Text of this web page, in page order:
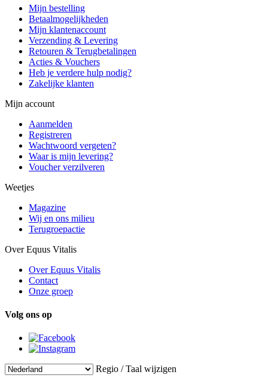
Mijn bestelling
Betaalmogelijkheden
Mijn klantenaccount
Verzending & Levering
Retouren & Terugbetalingen
Acties & Vouchers
Heb je verdere hulp nodig?
Zakelijke klanten
Mijn account
Aanmelden
Registreren
Wachtwoord vergeten?
Waar is mijn levering?
Voucher verzilveren
Weetjes
Magazine
Wij en ons milieu
Terugroepactie
Over Equus Vitalis
Over Equus Vitalis
Contact
Onze groep
Volg ons op
Regio / Taal wijzigen